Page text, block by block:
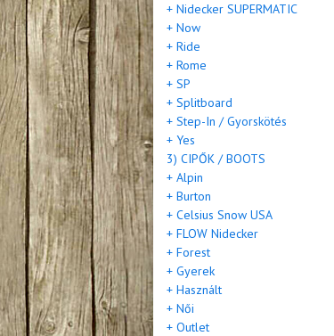
+ Nidecker SUPERMATIC
+ Now
+ Ride
+ Rome
+ SP
+ Splitboard
+ Step-In / Gyorskötés
+ Yes
3) CIPŐK / BOOTS
+ Alpin
+ Burton
+ Celsius Snow USA
+ FLOW Nidecker
+ Forest
+ Gyerek
+ Használt
+ Női
+ Outlet